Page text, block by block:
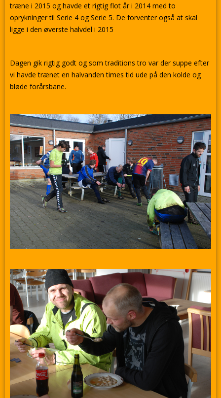
træne i 2015 og havde et rigtig flot år i 2014 med to
oprykninger til Serie 4 og Serie 5. De forventer også at skal
ligge i den øverste halvdel i 2015
Dagen gik rigtig godt og som traditions tro var der suppe efter
vi havde trænet en halvanden times tid ude på den kolde og
bløde forårsbane.